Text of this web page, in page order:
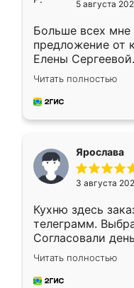
5 августа
Больше всех мне
предложение от
Елены
короткие сроки
для замера
предложил по
Читать полностью
Ярослава
3 августа
Кухню здесь
телеграмм.
Согласовали
недели кухня
довольны
мебель за
Читать полностью